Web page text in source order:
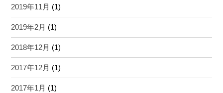
2019年11月 (1)
2019年2月 (1)
2018年12月 (1)
2017年12月 (1)
2017年1月 (1)